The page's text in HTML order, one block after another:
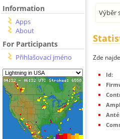
Information
Apps
About
For Participants
Přihlašovací jméno
Výběr
Zde
Id: